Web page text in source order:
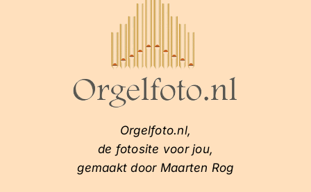
Orgelfoto.nl,
de fotosite voor jou,
gemaakt door Maarten Rog